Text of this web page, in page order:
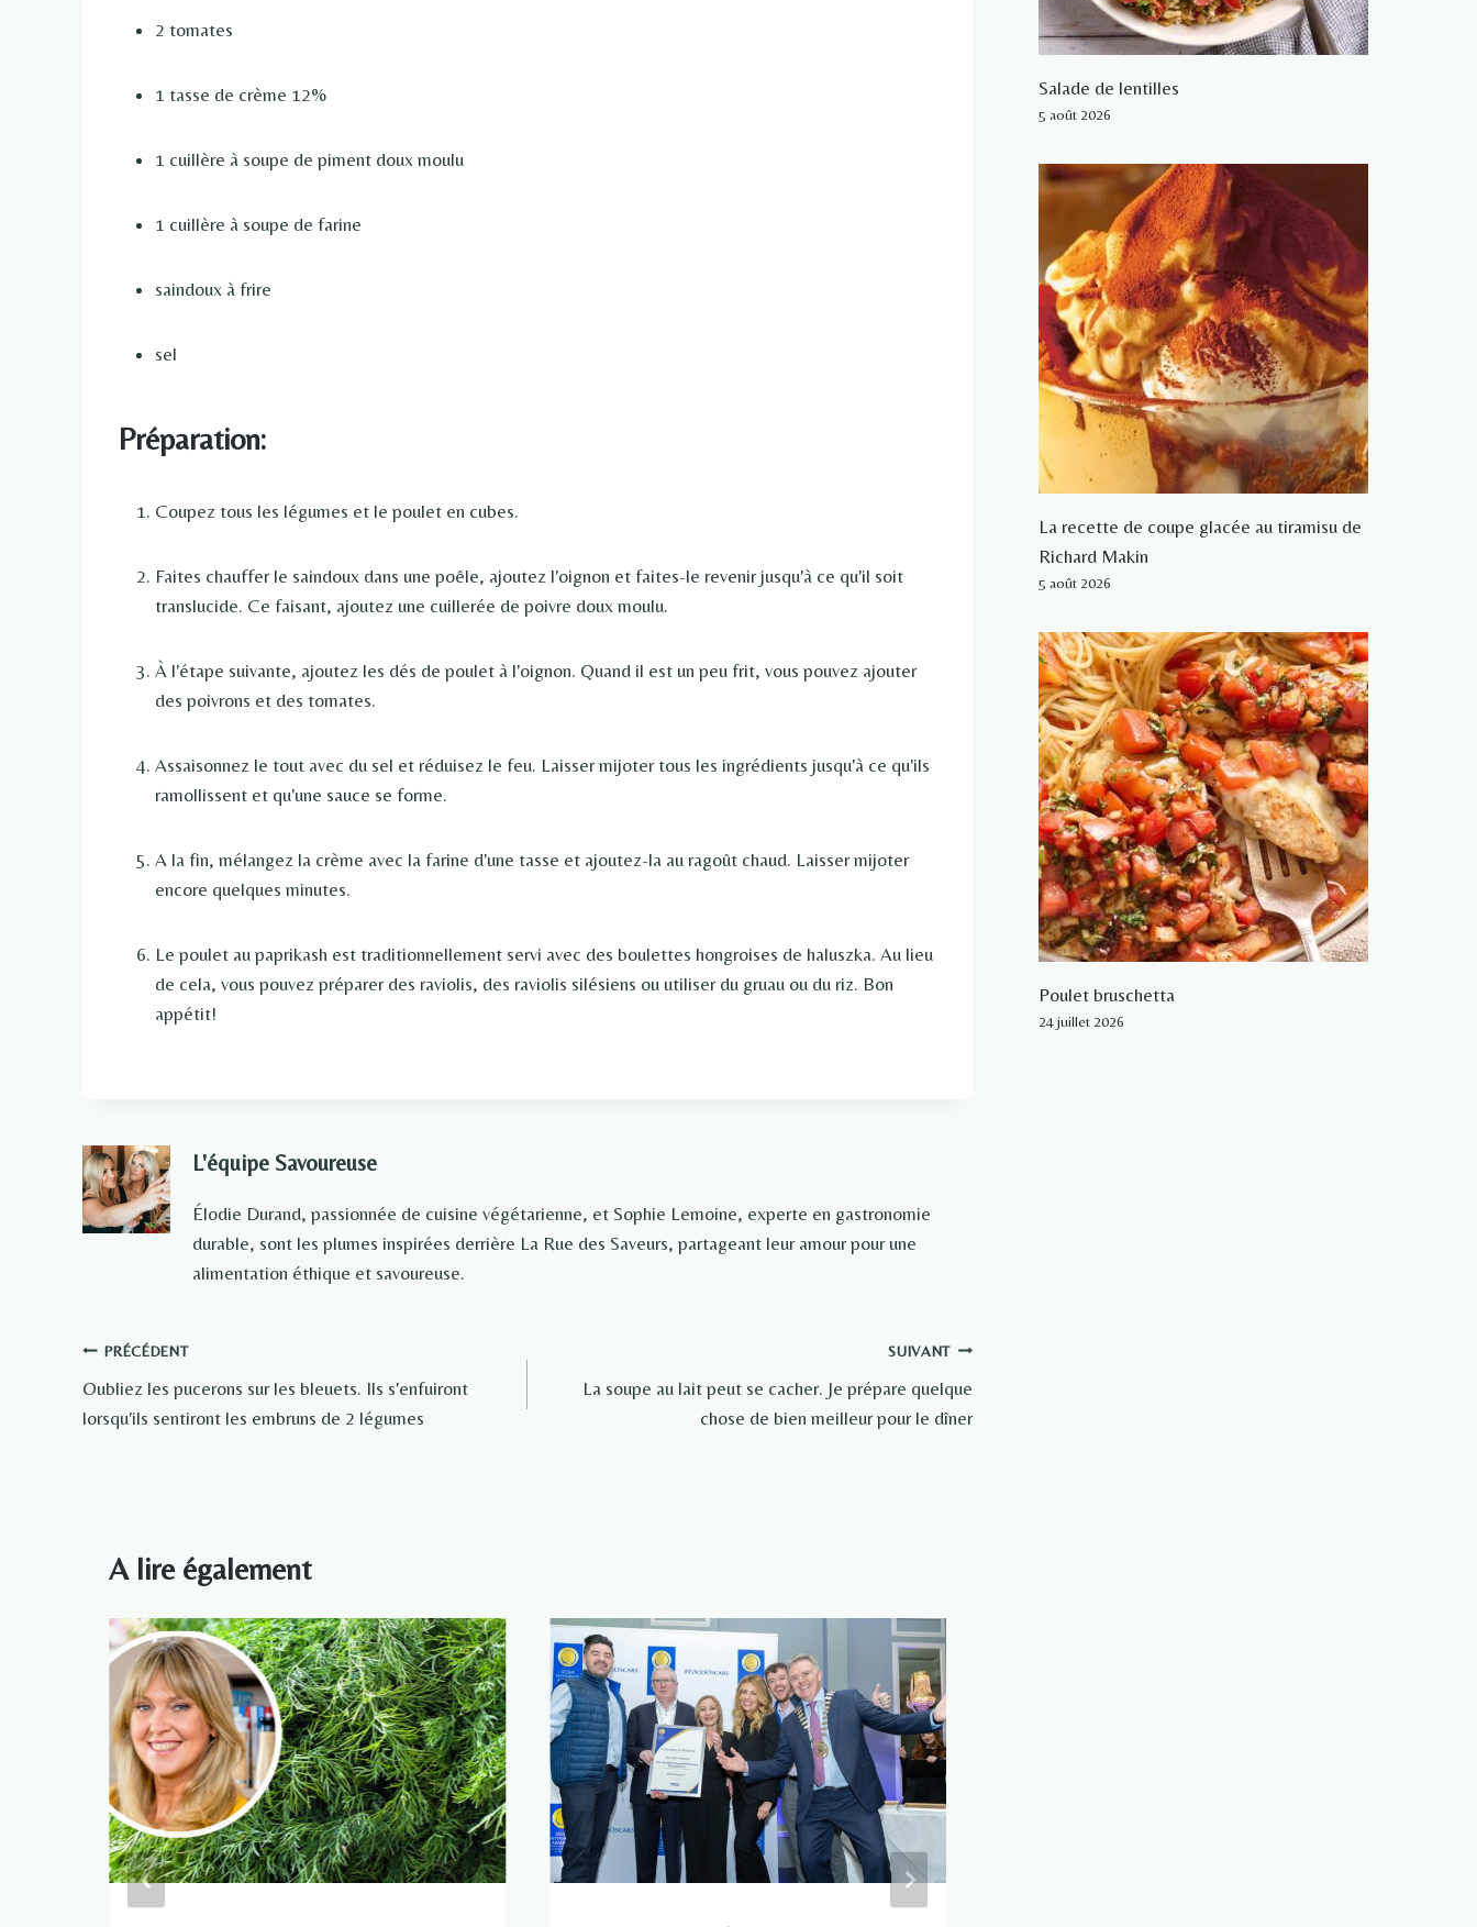
2 tomates
1 tasse de crème 12%
1 cuillère à soupe de piment doux moulu
1 cuillère à soupe de farine
saindoux à frire
sel
Préparation:
Coupez tous les légumes et le poulet en cubes.
Faites chauffer le saindoux dans une poêle, ajoutez l'oignon et faites-le revenir jusqu'à ce qu'il soit
translucide. Ce faisant, ajoutez une cuillerée de poivre doux moulu.
À l'étape suivante, ajoutez les dés de poulet à l'oignon. Quand il est un peu frit, vous pouvez ajouter
des poivrons et des tomates.
Assaisonnez le tout avec du sel et réduisez le feu. Laisser mijoter tous les ingrédients jusqu'à ce qu'ils
ramollissent et qu'une sauce se forme.
A la fin, mélangez la crème avec la farine d'une tasse et ajoutez-la au ragoût chaud. Laisser mijoter
encore quelques minutes.
Le poulet au paprikash est traditionnellement servi avec des boulettes hongroises de haluszka. Au lieu
de cela, vous pouvez préparer des raviolis, des raviolis silésiens ou utiliser du gruau ou du riz. Bon
appétit!
L'équipe Savoureuse
Élodie Durand, passionnée de cuisine végétarienne, et Sophie Lemoine, experte en gastronomie
durable, sont les plumes inspirées derrière La Rue des Saveurs, partageant leur amour pour une
alimentation éthique et savoureuse.
Navigation
de
PRÉCÉDENT
Oubliez les pucerons sur les bleuets. Ils s'enfuiront
lorsqu'ils sentiront les embruns de 2 légumes
SUIVANT
La soupe au lait peut se cacher. Je prépare quelque
chose de bien meilleur pour le dîner
A lire également
Salade de lentilles
5 août 2026
La recette de coupe glacée au tiramisu de
Richard Makin
5 août 2026
Poulet bruschetta
24 juillet 2026